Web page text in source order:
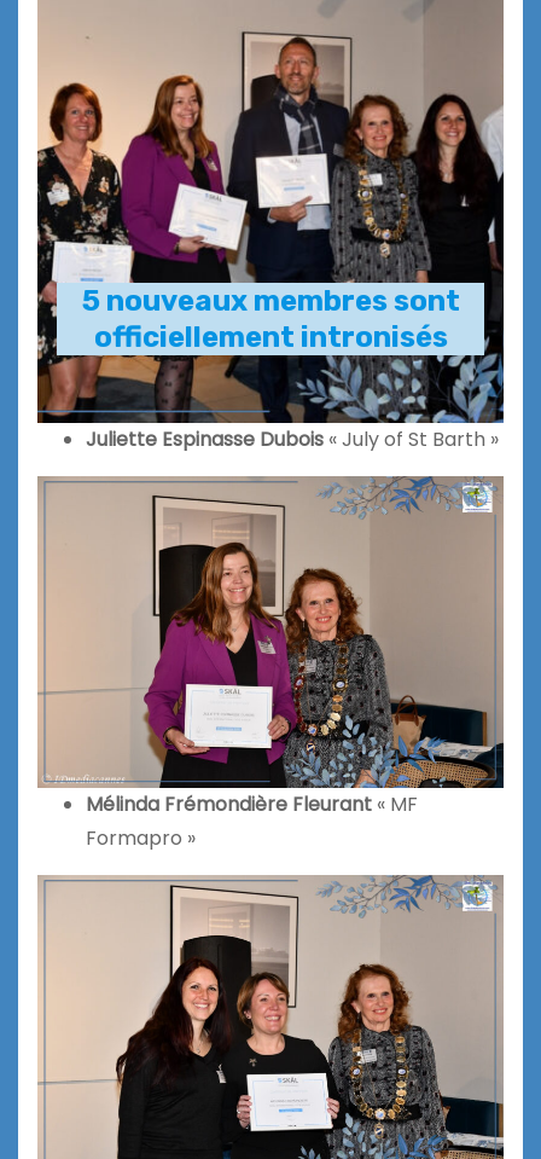
5 nouveaux membres sont
officiellement intronisés
Juliette Espinasse Dubois « July of St Barth »
Mélinda Frémondière Fleurant « MF
Formapro »